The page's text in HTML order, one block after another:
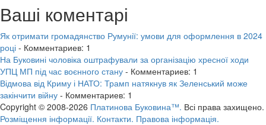
Ваші коментарі
Як отримати громадянство Румунії: умови для оформлення в 2024
році - Комментариев: 1
На Буковині чоловіка оштрафували за організацію хресної ходи
УПЦ МП під час воєнного стану - Комментариев: 1
Відмова від Криму і НАТО: Трамп натякнув як Зеленський може
закінчити війну - Комментариев: 1
Copyright © 2008-2026 Платинова Буковина™. Всі права захищено.
Розміщення інформації. Контакти. Правова інформація.